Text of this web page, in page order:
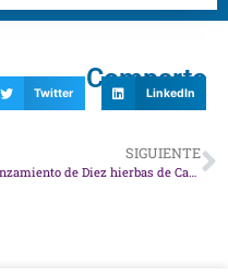
Comparte
Twitter LinkedIn
SIGUIENTE
Lanzamiento de Diez hierbas de Carolina Quijón